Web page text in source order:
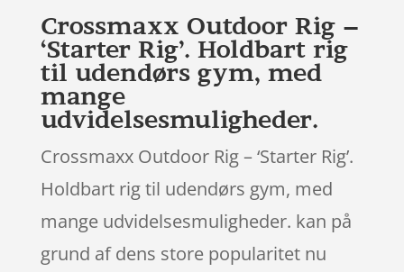
Crossmaxx Outdoor Rig –
‘Starter Rig’. Holdbart rig
til udendørs gym, med
mange
udvidelsesmuligheder.
Crossmaxx Outdoor Rig – ‘Starter Rig’.
Holdbart rig til udendørs gym, med
mange udvidelsesmuligheder. kan på
grund af dens store popularitet nu